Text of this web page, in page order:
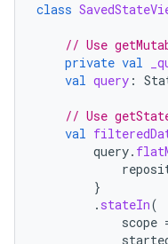
class
// Use
private val
val query :
// Use
val
query.
}
. stateIn(
scope